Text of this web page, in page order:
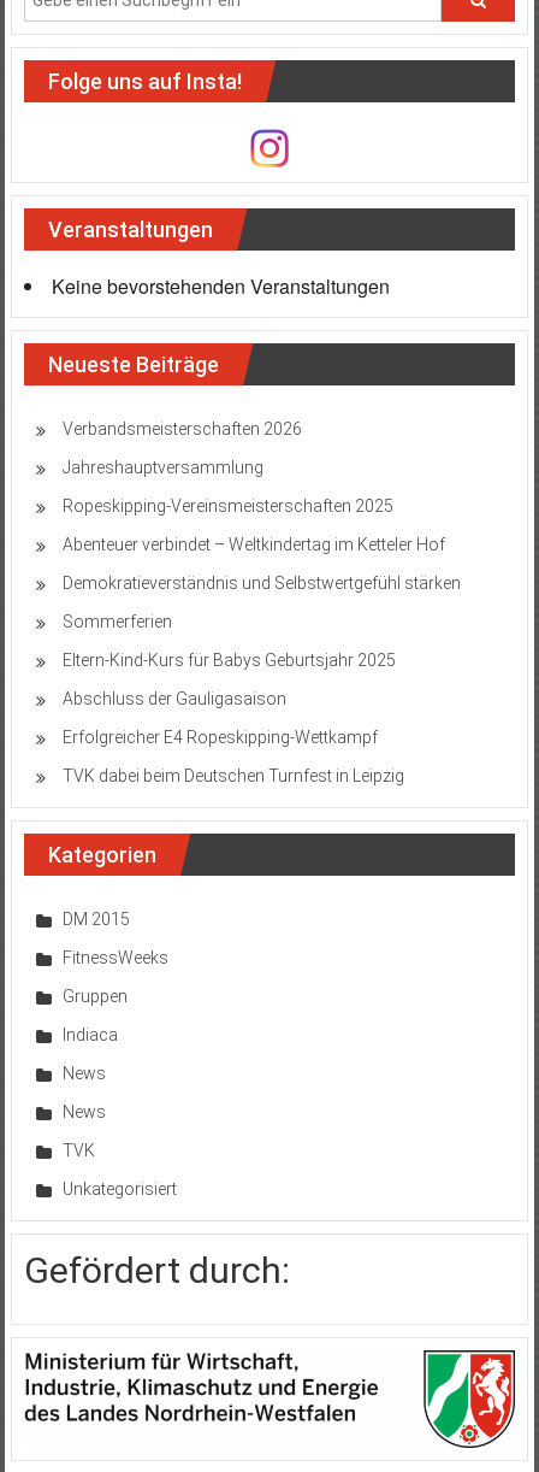
Folge uns auf Insta!
Veranstaltungen
Keine bevorstehenden Veranstaltungen
Neueste Beiträge
Verbandsmeisterschaften 2026
Jahreshauptversammlung
Ropeskipping-Vereinsmeisterschaften 2025
Abenteuer verbindet – Weltkindertag im Ketteler Hof
Demokratieverständnis und Selbstwertgefühl stärken
Sommerferien
Eltern-Kind-Kurs für Babys Geburtsjahr 2025
Abschluss der Gauligasaison
Erfolgreicher E4 Ropeskipping-Wettkampf
TVK dabei beim Deutschen Turnfest in Leipzig
Kategorien
DM 2015
FitnessWeeks
Gruppen
Indiaca
News
News
TVK
Unkategorisiert
Gefördert durch: